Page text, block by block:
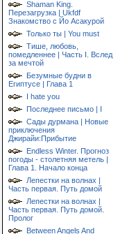
Shaman King.
Перезагрузка | Ukfdf
Знакомство с Йо Асакурой
Только ты | You must
Тише, любовь,
помедленнее | Часть I. Вслед
за мечтой
Безумные будни в
Египтусе | Глава 1
I hate you
Последнее письмо | I
Сады дурмана | Новые
приключения
Джирайи:Прибытие
Endless Winter. Прогноз
погоды - столетняя метель |
Глава 1. Начало конца
Лепестки на волнах |
Часть первая. Путь домой
Лепестки на волнах |
Часть первая. Путь домой.
Пролог
Between Angels And